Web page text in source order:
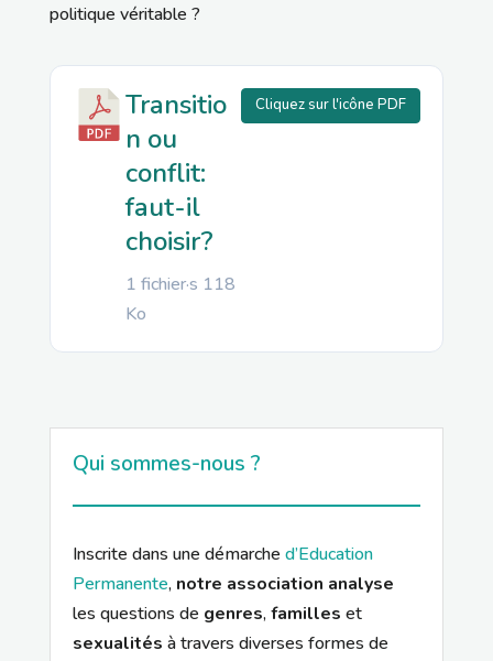
politique véritable ?
Transitio
n ou
conflit:
faut-il
choisir?
1 fichier·s 118
Ko
Cliquez sur l'icône PDF
Qui sommes-nous ?
Inscrite dans une démarche d’Education
Permanente, notre association analyse
les questions de genres,familles et
sexualités à travers diverses formes de